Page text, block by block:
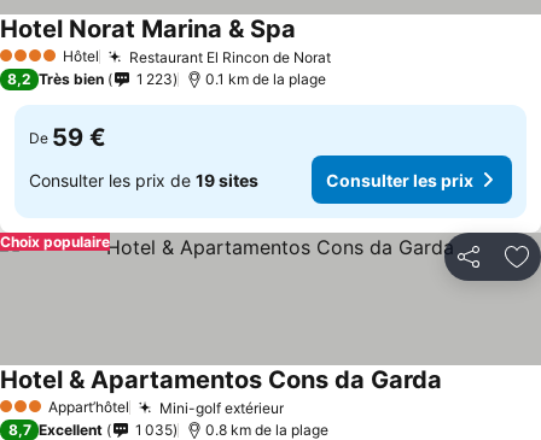
4 Étoiles Hôtel Restaurant El Rincon de NoratConsulter les prix
Hotel Norat Marina & Spa
8,2 Très bien 1 223 0.1 km de la plage
De 59 €
Consulter les prix de 19 sites Consulter les prix
Partager
Choix populaire
3 ÉtoilesAppart’hôtel Mini-golf extérieurConsulter les prix
Hotel & Apartamentos Cons da Garda
8,7 Excellent 1 035 0.8 km de la plage